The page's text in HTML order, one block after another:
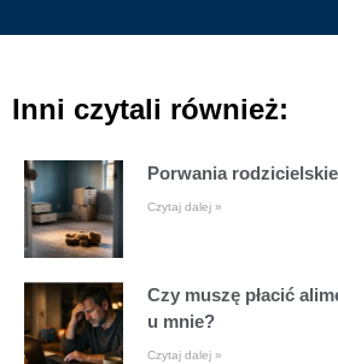
Inni czytali również:
Porwania rodzicielskie
Czytaj dalej »
Czy muszę płacić
u mnie?
Czytaj dalej »